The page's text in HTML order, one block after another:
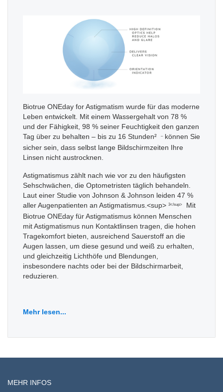
Biotrue ONEday for Astigmatism wurde für das moderne
Leben entwickelt. Mit einem Wassergehalt von 78 %
und der Fähigkeit, 98 % seiner Feuchtigkeit den ganzen
Tag über zu behalten – bis zu 16 Stunden²
–können Sie
sicher sein, dass selbst lange Bildschirmzeiten Ihre
Linsen nicht austrocknen.
Astigmatismus zählt nach wie vor zu den häufigsten
Sehschwächen, die Optometristen täglich behandeln.
Laut einer Studie von Johnson & Johnson leiden 47 %
aller Augenpatienten an Astigmatismus.<sup> 3</sup>
Mit
Biotrue ONEday für Astigmatismus können Menschen
mit Astigmatismus nun Kontaktlinsen tragen, die hohen
Tragekomfort bieten, ausreichend Sauerstoff an die
Augen lassen, um diese gesund und weiß zu erhalten,
und gleichzeitig Lichthöfe und Blendungen,
insbesondere nachts oder bei der Bildschirmarbeit,
reduzieren.
Mehr lesen...
MEHR INFOS